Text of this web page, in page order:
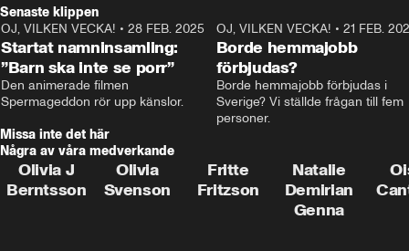
Cantwell och Karin Pettersson.
Senaste klippen
2:40
OJ, VILKEN VECKA! • 28 FEB. 2025
Startat namninsamling:
”Barn ska inte se porr”
Den animerade filmen
Spermageddon rör upp känslor.
OJ, VILKEN VECKA! • 21 FEB.
Borde hemmajobb
förbjudas?
Borde hemmajobb förbjudas i
Sverige? Vi ställde frågan till fem
personer.
Missa inte det här
Några av våra medverkande
Olivia J
Berntsson
Olivia
Svenson
Fritte
Fritzson
Natalie
Demirian
Genna